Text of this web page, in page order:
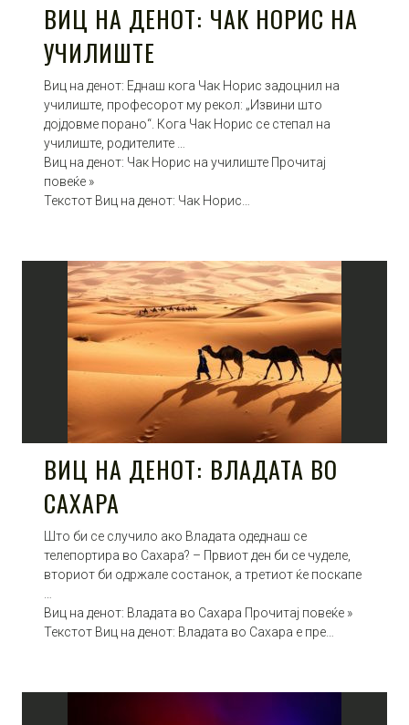
ВИЦ НА ДЕНОТ: ЧАК НОРИС НА
УЧИЛИШТЕ
Виц на денот: Еднаш кога Чак Норис задоцнил на
училиште, професорот му рекол: „Извини што
дојдовме порано“. Кога Чак Норис се степал на
училиште, родителите …
Виц на денот: Чак Норис на училиште Прочитај
повеќе »
Текстот Виц на денот: Чак Норис…
ВИЦ НА ДЕНОТ: ВЛАДАТА ВО
САХАРА
Што би се случило ако Владата одеднаш се
телепортира во Сахара? – Првиот ден би се чуделе,
вториот би одржале состанок, а третиот ќе поскапе
Виц на денот: Владата во Сахара Прочитај повеќе »
Текстот Виц на денот: Владата во Сахара е пре…